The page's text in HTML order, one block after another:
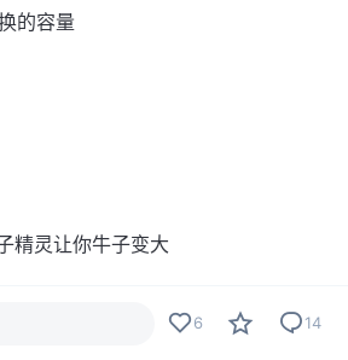
的容量
精灵让你牛子变大
6 14